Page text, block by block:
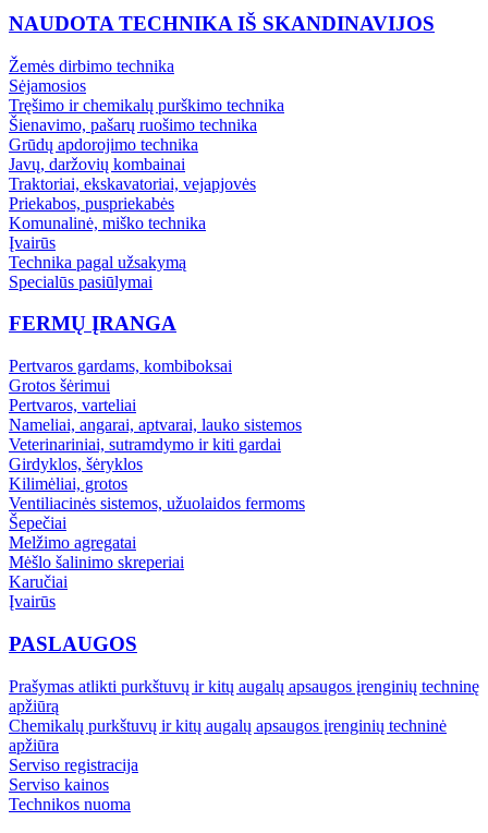
NAUDOTA TECHNIKA IŠ SKANDINAVIJOS
Žemės dirbimo technika
Sėjamosios
Tręšimo ir chemikalų purškimo technika
Šienavimo, pašarų ruošimo technika
Grūdų apdorojimo technika
Javų, daržovių kombainai
Traktoriai, ekskavatoriai, vejapjovės
Priekabos, puspriekabės
Komunalinė, miško technika
Įvairūs
Technika pagal užsakymą
Specialūs pasiūlymai
FERMŲ ĮRANGA
Pertvaros gardams, kombiboksai
Grotos šėrimui
Pertvaros, varteliai
Nameliai, angarai, aptvarai, lauko sistemos
Veterinariniai, sutramdymo ir kiti gardai
Girdyklos, šėryklos
Kilimėliai, grotos
Ventiliacinės sistemos, užuolaidos fermoms
Šepečiai
Melžimo agregatai
Mėšlo šalinimo skreperiai
Karučiai
Įvairūs
PASLAUGOS
Prašymas atlikti purkštuvų ir kitų augalų apsaugos įrenginių techninę
apžiūrą
Chemikalų purkštuvų ir kitų augalų apsaugos įrenginių techninė
apžiūra
Serviso registracija
Serviso kainos
Technikos nuoma